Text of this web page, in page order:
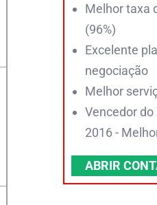
Melhor taxa
(96%)
Excelente
negociação
Melhor
Vencedor do
2016 -
ABRIR